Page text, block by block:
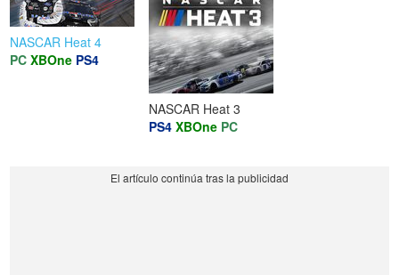
NASCAR Heat 4
PC XBOne PS4
NASCAR Heat 3
PS4 XBOne PC